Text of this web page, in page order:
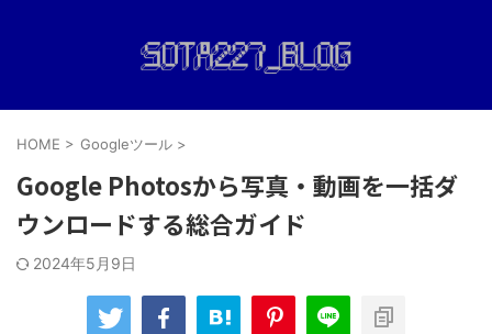
HOME > Googleツール >
Google Photosから写真・動画を一括ダ
ウンロードする総合ガイド
2024年5月9日